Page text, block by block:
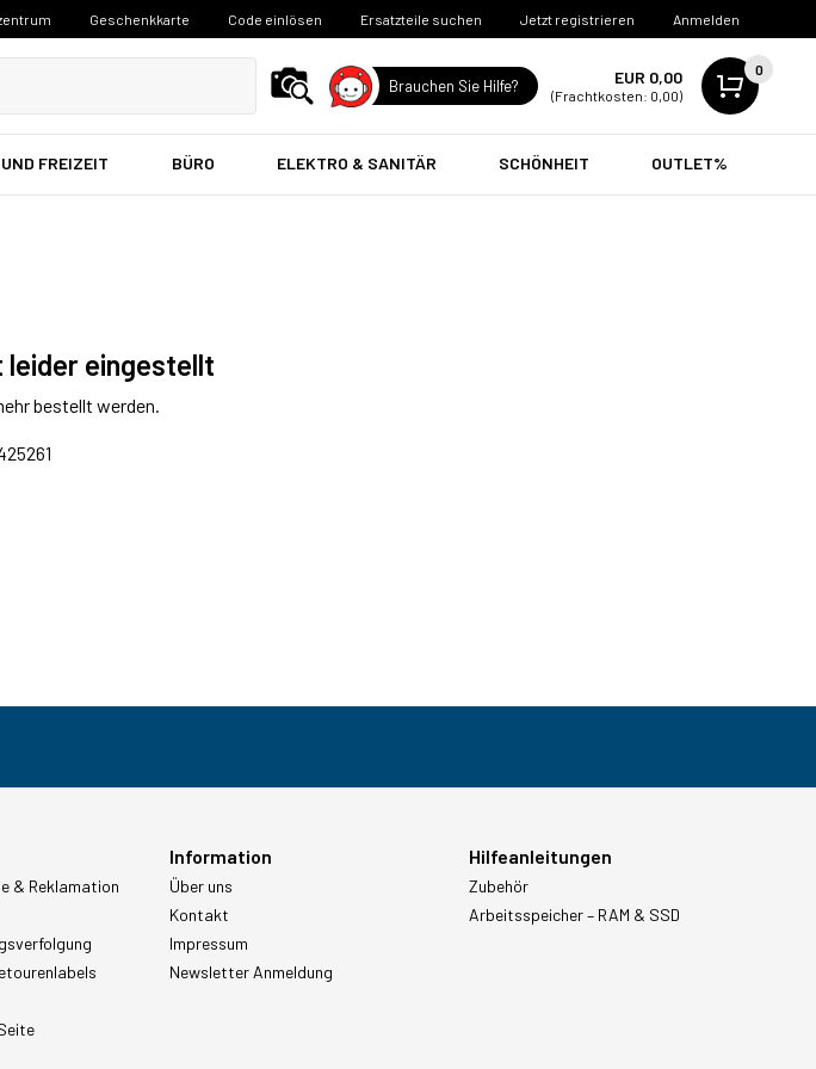
Geschenkkarte Code einlösen Ersatzteile suchen Jetzt registrieren Anmelden
Brauchen Sie Hilfe? EUR 0,00
(Frachtkosten: 0,00)
0
FREIZEIT BÜRO ELEKTRO & SANITÄR SCHÖNHEIT OUTLET%
leider eingestellt
bestellt werden.
& Reklamation
Information
Über uns
Kontakt
Impressum
Newsletter Anmeldung
Hilfeanleitungen
Zubehör
Arbeitsspeicher – RAM & SSD